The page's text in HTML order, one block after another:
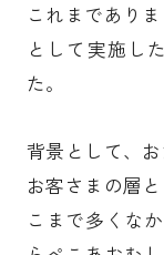
これまであり
として実施し
た。
背景として、
お客さまの層
こまで多くな